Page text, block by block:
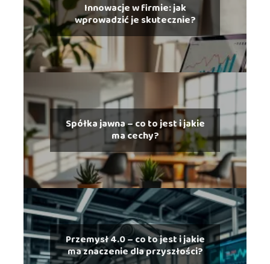
Innowacje w firmie: jak
wprowadzić je skutecznie?
Spółka jawna – co to jest i jakie
ma cechy?
Przemysł 4.0 – co to jest i jakie
ma znaczenie dla przyszłości?